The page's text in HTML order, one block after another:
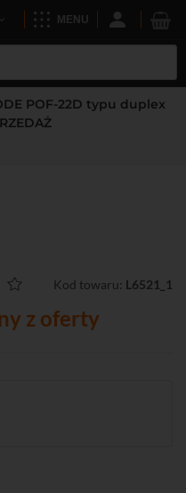
MENU
POF-22D typu duplex
Kod towaru: L6521_1
z oferty